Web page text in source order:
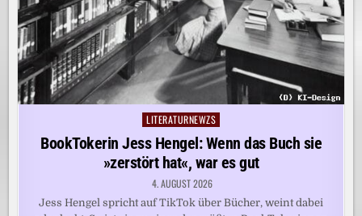
Posted
LITERATURNEWZS
BookTokerin Jess Hengel: Wenn das Buch sie
»zerstört hat«, war es gut
4. AUGUST 2026
Jess Hengel spricht auf TikTok über Bücher, weint dabei